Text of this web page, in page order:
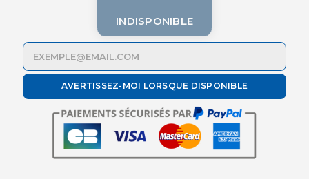
INDISPONIBLE
AVERTISSEZ-MOI LORSQUE DISPONIBLE